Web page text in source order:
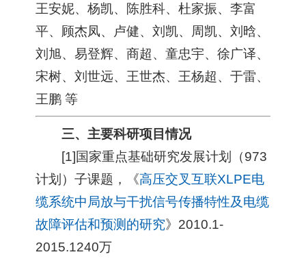
王安妮、杨凯、陈胜科、杜家振、李富
平、顾杰凤、卢健、刘凯、周凯、刘晗、
刘旭、易登辉、商超、童忠宇、徐广译、
宋树、刘世远、王世杰、王杨超、于雷、
王鹏 等
三、主要科研项目情况
[1]国家重点基础研究发展计划（973
计划）子课题，《高压交叉互联XLPE电
缆系统中局放与干扰信号传播特性及电缆
故障评估和预测的研究》2010.1-
2015.1240万